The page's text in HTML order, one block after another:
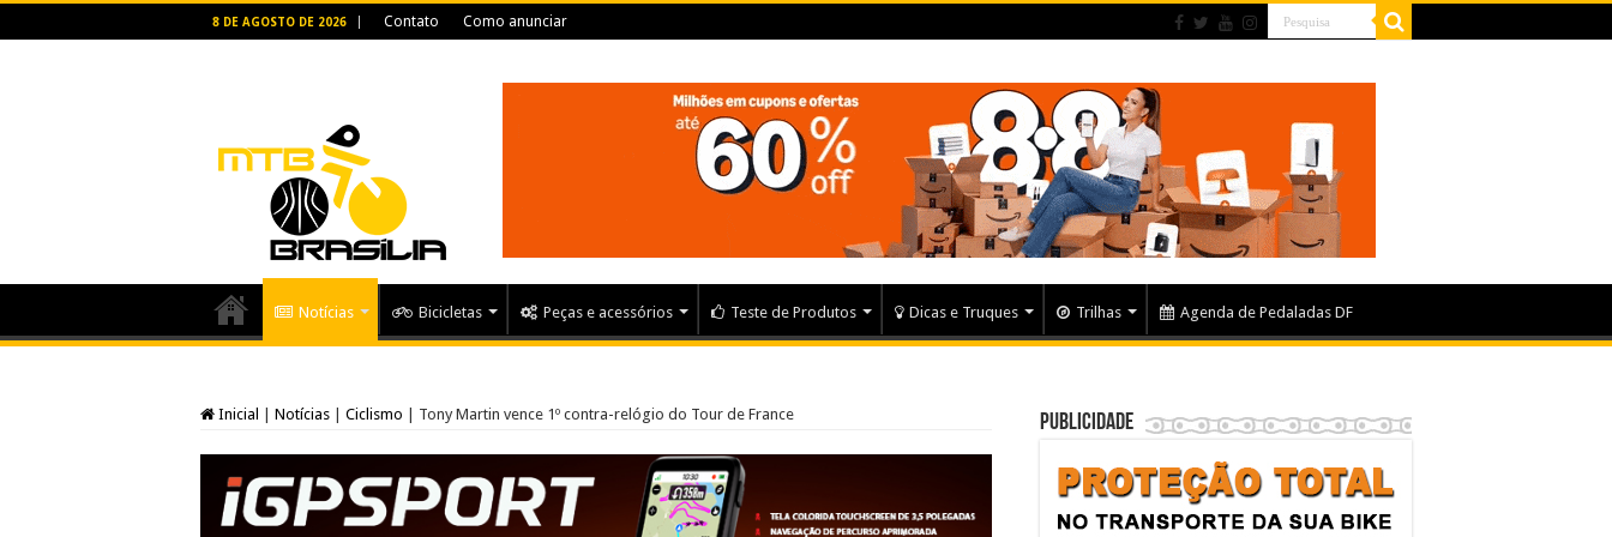
8 DE AGOSTO DE 2026 Contato Como anunciar
Notícias Bicicletas Peças e acessórios Teste de Produtos Dicas e Truques Trilhas Agenda de Pedaladas DF
Inicial Notícias Ciclismo Tony Martin vence 1º contra-relógio do Tour de France Publicidade